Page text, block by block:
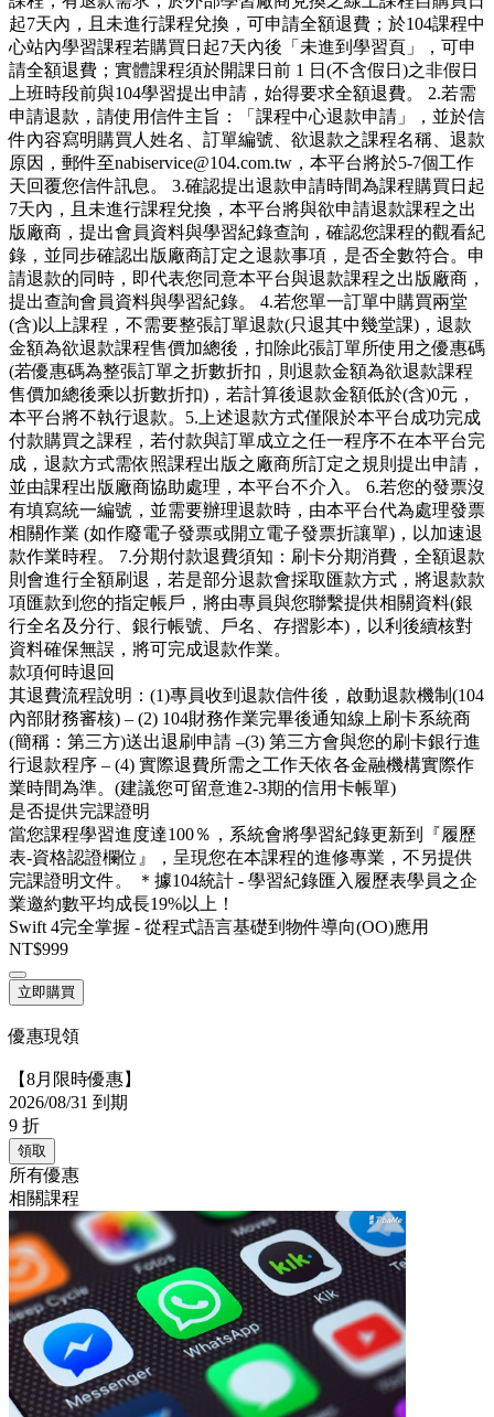
起7天內，且未進行課程兌換，可申請全額退費；於104課程中
心站內學習課程若購買日起7天內後「未進到學習頁」，可申
請全額退費；實體課程須於開課日前 1 日(不含假日)之非假日
上班時段前與104學習提出申請，始得要求全額退費。 2.若需
申請退款，請使用信件主旨：「課程中心退款申請」，並於信
件內容寫明購買人姓名、訂單編號、欲退款之課程名稱、退款
原因，郵件至nabiservice@104.com.tw，本平台將於5-7個工作
天回覆您信件訊息。 3.確認提出退款申請時間為課程購買日起
7天內，且未進行課程兌換，本平台將與欲申請退款課程之出
版廠商，提出會員資料與學習紀錄查詢，確認您課程的觀看紀
錄，並同步確認出版廠商訂定之退款事項，是否全數符合。申
請退款的同時，即代表您同意本平台與退款課程之出版廠商，
提出查詢會員資料與學習紀錄。 4.若您單一訂單中購買兩堂
(含)以上課程，不需要整張訂單退款(只退其中幾堂課)，退款
金額為欲退款課程售價加總後，扣除此張訂單所使用之優惠碼
(若優惠碼為整張訂單之折數折扣，則退款金額為欲退款課程
售價加總後乘以折數折扣)，若計算後退款金額低於(含)0元，
本平台將不執行退款。5.上述退款方式僅限於本平台成功完成
付款購買之課程，若付款與訂單成立之任一程序不在本平台完
成，退款方式需依照課程出版之廠商所訂定之規則提出申請，
並由課程出版廠商協助處理，本平台不介入。 6.若您的發票沒
有填寫統一編號，並需要辦理退款時，由本平台代為處理發票
相關作業 (如作廢電子發票或開立電子發票折讓單)，以加速退
款作業時程。 7.分期付款退費須知：刷卡分期消費，全額退款
則會進行全額刷退，若是部分退款會採取匯款方式，將退款款
項匯款到您的指定帳戶，將由專員與您聯繫提供相關資料(銀
行全名及分行、銀行帳號、戶名、存摺影本)，以利後續核對
資料確保無誤，將可完成退款作業。
款項何時退回
其退費流程說明：(1)專員收到退款信件後，啟動退款機制(104
內部財務審核) – (2) 104財務作業完畢後通知線上刷卡系統商
(簡稱：第三方)送出退刷申請 –(3) 第三方會與您的刷卡銀行進
行退款程序 – (4) 實際退費所需之工作天依各金融機構實際作
業時間為準。(建議您可留意進2-3期的信用卡帳單)
是否提供完課證明
當您課程學習進度達100％，系統會將學習紀錄更新到『履歷
表-資格認證欄位』，呈現您在本課程的進修專業，不另提供
完課證明文件。 ＊據104統計 - 學習紀錄匯入履歷表學員之企
業邀約數平均成長19%以上！
Swift 4完全掌握 - 從程式語言基礎到物件導向(OO)應用
NT$999
立即購買
優惠現領
【8月限時優惠】
2026/08/31 到期
9 折
領取
所有優惠
相關課程